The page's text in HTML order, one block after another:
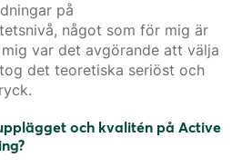
på
något som för mig är
var det avgörande att välja
det teoretiska seriöst och
och kvalitén på Active